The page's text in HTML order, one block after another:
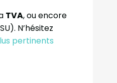
TVA, ou encore
N’hésitez
pertinents